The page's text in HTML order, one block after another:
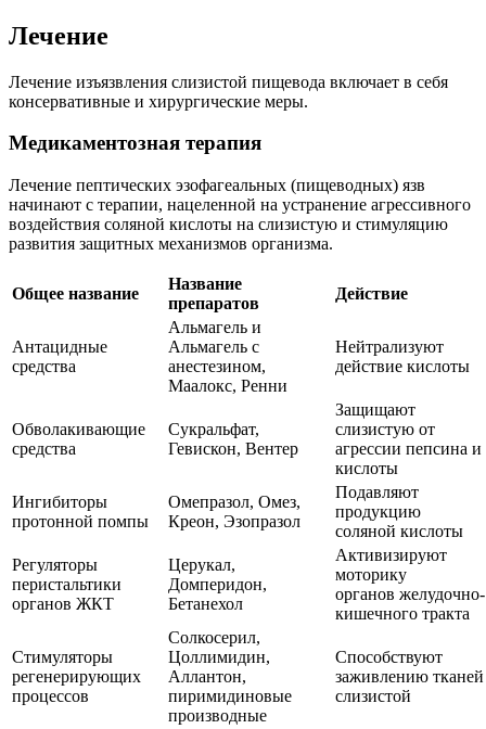
Лечение
Лечение изъязвления слизистой пищевода включает в себя
консервативные и хирургические меры.
Медикаментозная терапия
Лечение пептических эзофагеальных (пищеводных) язв
начинают с терапии, нацеленной на устранение агрессивного
воздействия соляной кислоты на слизистую и стимуляцию
развития защитных механизмов организма.
Общее название
Название
препаратов
Действие
Антацидные
средства
Альмагель и
Альмагель с
анестезином,
Маалокс, Ренни
Нейтрализуют
действие кислоты
Обволакивающие
средства
Сукральфат,
Гевискон, Вентер
Защищают
слизистую от
агрессии пепсина и
кислоты
Ингибиторы
протонной помпы
Омепразол, Омез,
Креон, Эзопразол
Подавляют
продукцию
соляной кислоты
Регуляторы
перистальтики
органов ЖКТ
Церукал,
Домперидон,
Бетанехол
Активизируют
моторику
органов желудочно-
кишечного тракта
Стимуляторы
регенерирующих
процессов
Солкосерил,
Цоллимидин,
Аллантон,
пиримидиновые
производные
Способствуют
заживлению тканей
слизистой